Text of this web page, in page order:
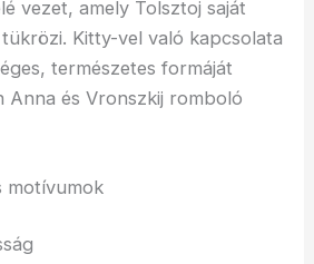
vezet, amely Tolsztoj saját
Kitty-vel való kapcsolata
természetes formáját
Anna és Vronszkij romboló
motívumok